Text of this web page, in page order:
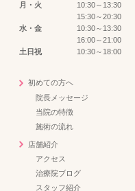
月・火
10:30～13:30
15:30～20:30
水・金
10:30～13:30
16:00～21:00
土日祝
10:30～18:00
初めての方へ
院長メッセージ
当院の特徴
施術の流れ
店舗紹介
アクセス
治療院ブログ
スタッフ紹介